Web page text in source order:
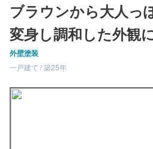
ブラウンから大人っ
変身し調和した外観
外壁塗装
一戸建て / 築25年